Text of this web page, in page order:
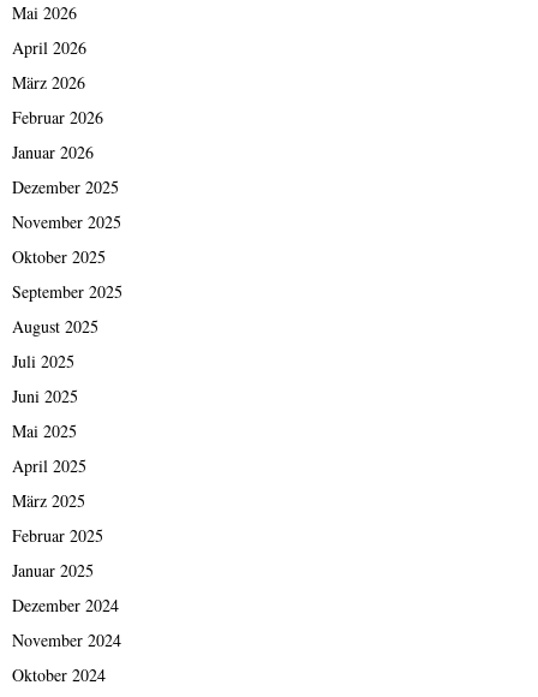
Mai 2026
April 2026
März 2026
Februar 2026
Januar 2026
Dezember 2025
November 2025
Oktober 2025
September 2025
August 2025
Juli 2025
Juni 2025
Mai 2025
April 2025
März 2025
Februar 2025
Januar 2025
Dezember 2024
November 2024
Oktober 2024